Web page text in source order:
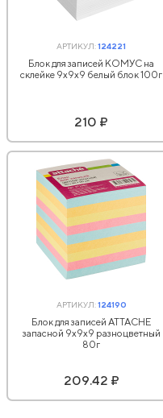
АРТИКУЛ:124221
Блок для записей КОМУС на
склейке 9х9х9 белый блок 100г
210 ₽
АРТИКУЛ:124190
Блок для записей ATTACHE
запасной 9х9х9 разноцветный
80г
209.42 ₽